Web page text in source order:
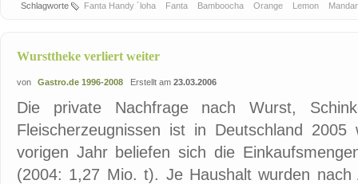
Schlagworte Fanta Handy ´loha Fanta Bamboocha Orange Lemon
Wursttheke verliert weiter
von Gastro.de 1996-2008 Erstellt am 23.03.2006
Die private Nachfrage nach Wurst,
Fleischerzeugnissen ist in Deutschland
vorigen Jahr beliefen sich die
(2004: 1,27 Mio. t). Je Haushalt wurden